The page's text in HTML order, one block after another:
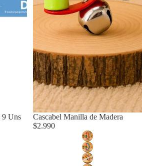
9 Uns
Cascabel Manilla de Madera
$2.990